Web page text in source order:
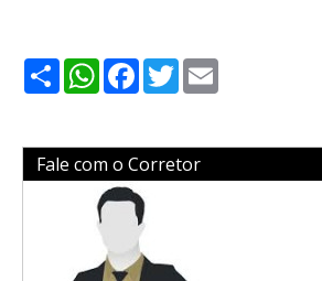
ShareWhatsApp
Facebook
Twitter
Fale com o Corretor